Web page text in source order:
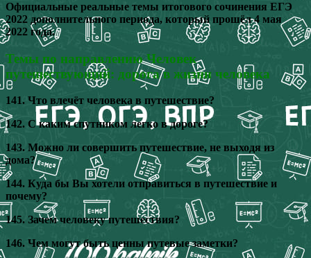
Официальные реальные темы итогового сочинения ЕГЭ
2022 дополнительного периода, который прошёл 4 мая
2022 года.
Темы по направлениюЧеловек
путешествующий: дорога в жизни человека
141. Что влечёт человека в путешествие?
142. С каким спутником легко в дороге?
143. Можно ли совершить путешествие, не выходя из
дома?
144. Куда бы Вы хотели отправиться в путешествие и
почему?
145. Зачем человеку путешествия?
146. Чем могут быть ценны путевые заметки?